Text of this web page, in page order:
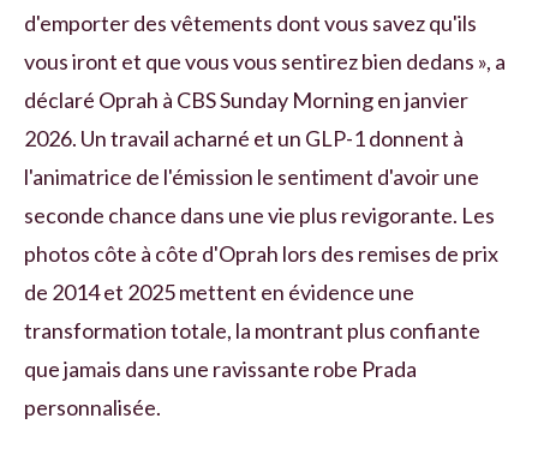
d'emporter des vêtements dont vous savez qu'ils
vous iront et que vous vous sentirez bien dedans », a
déclaré Oprah à CBS Sunday Morning en janvier
2026. Un travail acharné et un GLP-1 donnent à
l'animatrice de l'émission le sentiment d'avoir une
seconde chance dans une vie plus revigorante. Les
photos côte à côte d'Oprah lors des remises de prix
de 2014 et 2025 mettent en évidence une
transformation totale, la montrant plus confiante
que jamais dans une ravissante robe Prada
personnalisée.